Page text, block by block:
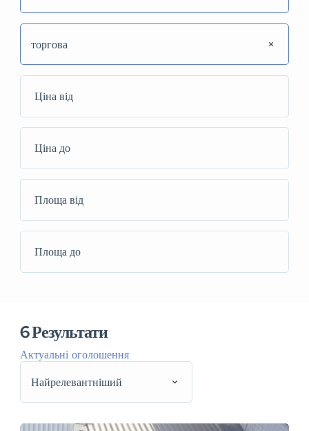
торгова
6Результати
Актуальні оголошення
Найрелевантніший